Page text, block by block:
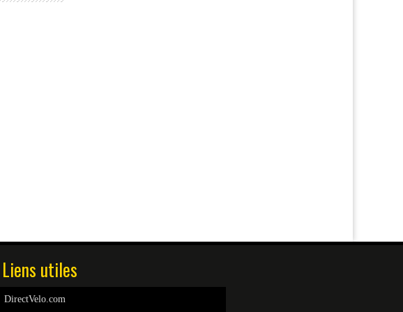
Liens utiles
DirectVelo.com